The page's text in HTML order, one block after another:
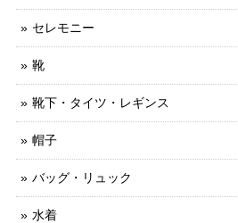
セレモニー
靴
靴下・タイツ・レギンス
帽子
バッグ・リュック
水着